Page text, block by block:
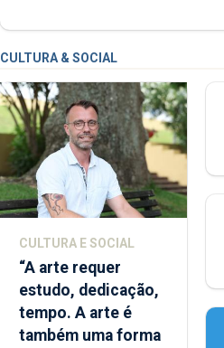
CULTURA & SOCIAL
CULTURA E SOCIAL
“A arte requer
estudo, dedicação,
tempo. A arte é
também uma forma